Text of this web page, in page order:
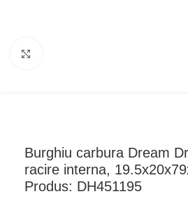
Burghiu carbura Dream
racire interna,
Produs: DH451195